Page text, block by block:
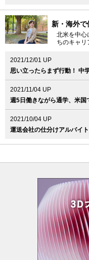
新・海外で
北米を中心
ちのキャリ
2021/12/01 UP
2021/11/04 UP
2021/10/04 UP